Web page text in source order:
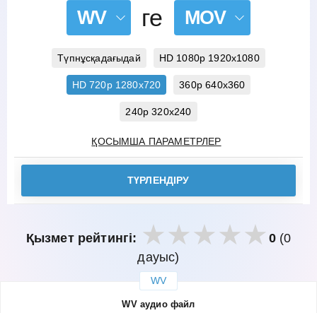
WV ге MOV
Түпнұсқадағыдай HD 1080p 1920x1080
HD 720p 1280x720 360p 640x360
240p 320x240
ҚОСЫМША ПАРАМЕТРЛЕР
ТҮРЛЕНДІРУ
Қызмет рейтингі: 0(0
дауыс)
WV
WV аудио файл